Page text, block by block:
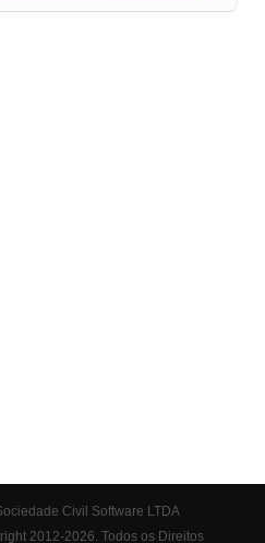
Civil Software LTDA
2012-2026. Todos os Direitos